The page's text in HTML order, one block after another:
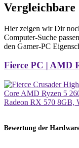
Vergleichbare
Hier zeigen wir Dir
Computer-Suche
den Gamer-PC
Fierce PC | AMD
Bewertung der